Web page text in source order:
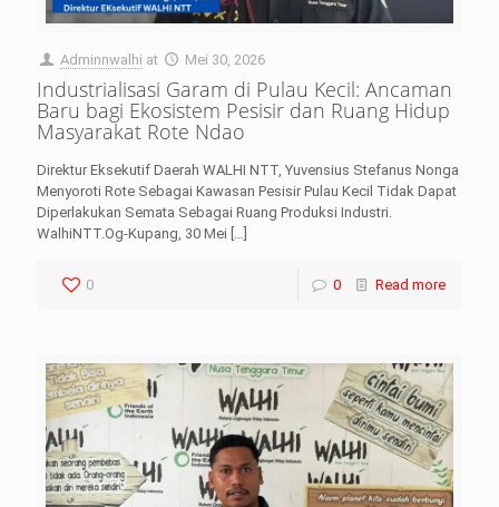
Adminnwalhi at Mei 30, 2026
Industrialisasi Garam di Pulau Kecil: Ancaman
Baru bagi Ekosistem Pesisir dan Ruang Hidup
Masyarakat Rote Ndao
Direktur Eksekutif Daerah WALHI NTT, Yuvensius Stefanus Nonga
Menyoroti Rote Sebagai Kawasan Pesisir Pulau Kecil Tidak Dapat
Diperlakukan Semata Sebagai Ruang Produksi Industri.
WalhiNTT.Og-Kupang, 30 Mei
0 0 Read more